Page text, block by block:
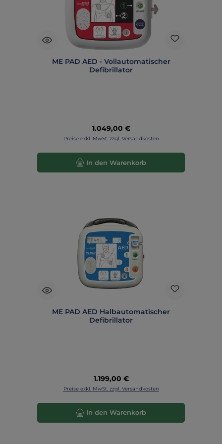
ME PAD AED - Vollautomatischer
Defibrillator
Regulärer Preis:
1.049,00 €
Preise exkl. MwSt. zzgl. Versandkosten
In den Warenkorb
ME PAD AED Halbautomatischer
Defibrillator
Regulärer Preis:
1.199,00 €
Preise exkl. MwSt. zzgl. Versandkosten
In den Warenkorb